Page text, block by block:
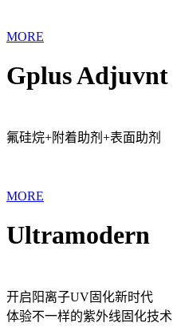
MORE
Gplus Adjuvnt
氟硅烷+附着助剂+表面助剂
MORE
Ultramodern
开启阳离子UV固化新时代
体验不一样的紫外线固化技术